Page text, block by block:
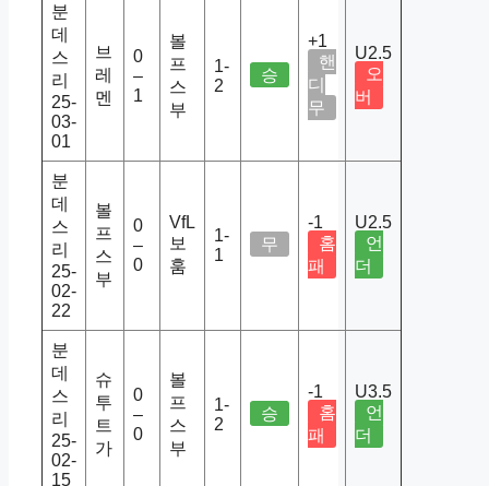
분
데
스
리
25-
03-
01
브
레
멘
0
–
1
볼
프
스
부
1-
2
승
+1
핸
디
무
U2.5
오
버
분
데
스
리
25-
02-
22
볼
프
스
부
0
–
0
VfL
보
훔
1-
1
무
-1
홈
패
U2.5
언
더
분
데
스
리
25-
02-
15
슈
투
트
가
0
–
0
볼
프
스
부
1-
2
승
-1
홈
패
U3.5
언
더